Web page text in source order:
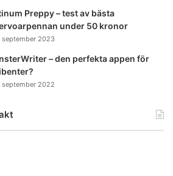
Preppy – test av bästa
under 50 kronor
september 2023
– den perfekta appen för
september 2022